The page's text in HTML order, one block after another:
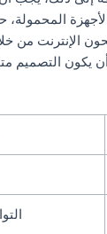
الإنترنت من
يكون التصميم